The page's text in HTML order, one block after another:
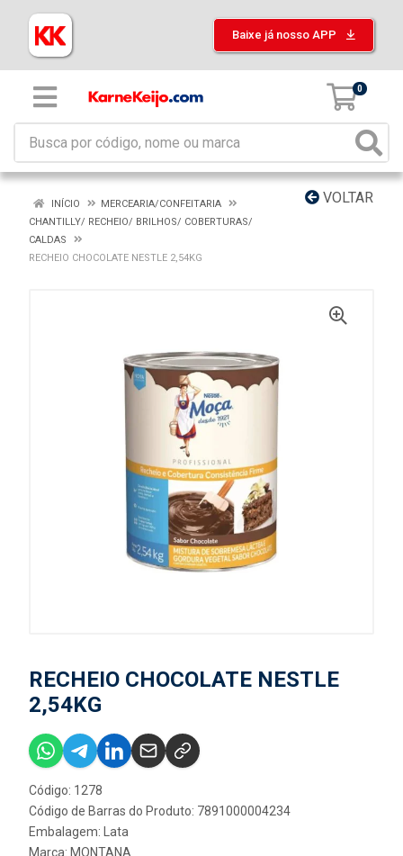
Baixe já nosso APP
0
VOLTAR
INÍCIO
MERCEARIA/CONFEITARIA
CHANTILLY/ RECHEIO/ BRILHOS/ COBERTURAS/
CALDAS
RECHEIO CHOCOLATE NESTLE 2,54KG
RECHEIO CHOCOLATE NESTLE
2,54KG
Código: 1278
Código de Barras do Produto: 7891000004234
Embalagem: Lata
Marca: MONTANA